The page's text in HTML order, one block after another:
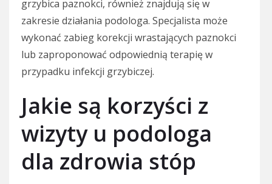
grzybica paznokci, również znajdują się w
zakresie działania podologa. Specjalista może
wykonać zabieg korekcji wrastających paznokci
lub zaproponować odpowiednią terapię w
przypadku infekcji grzybiczej.
Jakie są korzyści z
wizyty u podologa
dla zdrowia stóp